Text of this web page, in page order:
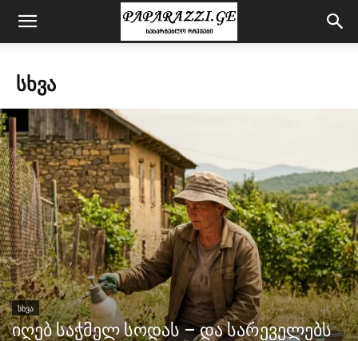
ᲡᲮᲕᲐ
ᲡᲮᲕᲐ
იღებ საჭმელ სოდას – და სარეველებს